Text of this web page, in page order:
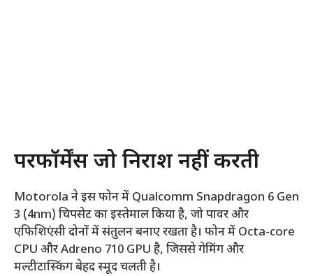
परफॉर्मेंस जो निराश नहीं करती
Motorola ने इस फोन में Qualcomm Snapdragon 6 Gen
3 (4nm) चिपसेट का इस्तेमाल किया है, जो पावर और
एफिशिएंसी दोनों में संतुलन बनाए रखता है। फोन में Octa-core
CPU और Adreno 710 GPU है, जिससे गेमिंग और
मल्टीटास्किंग बेहद स्मूद चलती है।